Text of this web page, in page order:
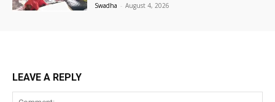
Swadha - August 4, 2026
LEAVE A REPLY